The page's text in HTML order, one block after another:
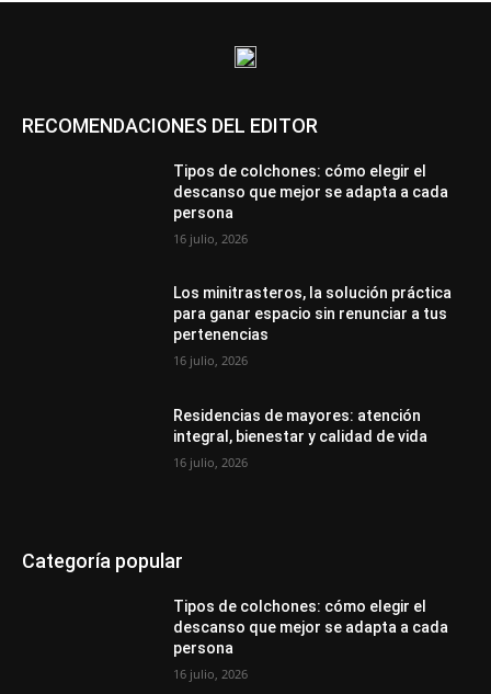
RECOMENDACIONES DEL EDITOR
Tipos de colchones: cómo elegir el
descanso que mejor se adapta a cada
persona
16 julio, 2026
Los minitrasteros, la solución práctica
para ganar espacio sin renunciar a tus
pertenencias
16 julio, 2026
Residencias de mayores: atención
integral, bienestar y calidad de vida
16 julio, 2026
Categoría popular
Tipos de colchones: cómo elegir el
descanso que mejor se adapta a cada
persona
16 julio, 2026